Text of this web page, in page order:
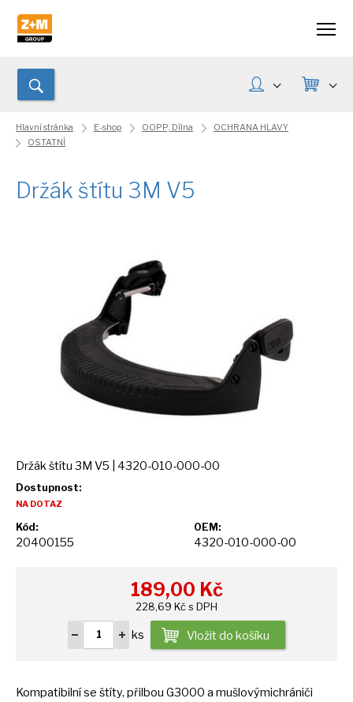
Hlavní stránka E-shop OOPP, Dílna
OCHRANA HLAVY
OSTATNÍ
Držák štítu 3M V5
Držák štítu 3M V5 | 4320-010-000-00
Dostupnost:
NA DOTAZ
Kód:
20400155
OEM:
4320-010-000-00
189,00 Kč
228,69 Kč s DPH
ks Vložit do košíku
Kompatibilníse štíty, přilbou G3000 a mušlovýmichrániči